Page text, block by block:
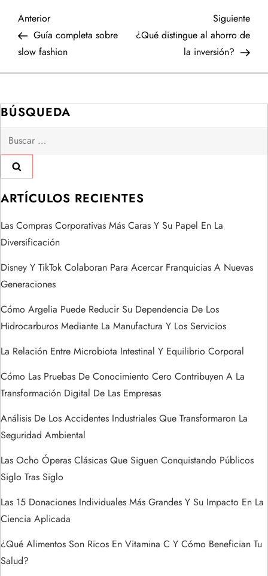
N
a
v
e
g
a
c
i
ó
n
d
e
e
n
t
r
a
d
a
s
Entrada
anterior
Anterior
Guía completa sobre
slow fashion
Siguiente
¿Qué distingue al ahorro de
la inversión?
BÚSQUEDA
Buscar:
ARTÍCULOS RECIENTES
Las Compras Corporativas Más Caras Y Su Papel En La
Diversificación
Disney Y TikTok Colaboran Para Acercar Franquicias A Nuevas
Generaciones
Cómo Argelia Puede Reducir Su Dependencia De Los
Hidrocarburos Mediante La Manufactura Y Los Servicios
La Relación Entre Microbiota Intestinal Y Equilibrio Corporal
Cómo Las Pruebas De Conocimiento Cero Contribuyen A La
Transformación Digital De Las Empresas
Análisis De Los Accidentes Industriales Que Transformaron La
Seguridad Ambiental
Las Ocho Óperas Clásicas Que Siguen Conquistando Públicos
Siglo Tras Siglo
Las 15 Donaciones Individuales Más Grandes Y Su Impacto En La
Ciencia Aplicada
¿Qué Alimentos Son Ricos En Vitamina C Y Cómo Benefician Tu
Salud?